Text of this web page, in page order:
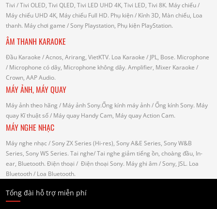
Tivi / Tivi OLED, Tivi QLED, Tivi LED UHD 4K, Tivi LED, Tivi 8K. Máy chiếu/
Máy chiếu UHD 4K, Máy chiếu Full HD. Phụ kiện/ Kính 3D, Màn chiếu, Loa
thanh. Máy chơi game / Sony Playstation, Phụ kiện PlayStation.
ÂM THANH KARAOKE
Đầu Karaoke / Acnos, Arirang, VietKTV. Loa Karaoke / JPL, Bose. Microphone
/ Microphone có dây, Microphone không dây. Amplifier, Mixer Karaoke /
Crown, AAP Audio.
MÁY ẢNH, MÁY QUAY
Máy ảnh theo hãng / Máy ảnh Sony.Ống kính máy ảnh / Ống kính Sony. Máy
quay Kĩ thuật số/ Máy quay Handy Cam, Máy quay Action Cam.
MÁY NGHE NHẠC
Máy nghe nhạc / Sony ZX Series (Hi-res), Sony A&E Series, Sony W&B
Series, Sony WS Series. Tai nghe/ Tai nghe giảm tiếng ồn, choàng đầu, In-
ear, Bluetooth. Điện thoại / Điện thoại Sony. Máy ghi âm / Sony, JSL. Loa
Bluetooth/ Loa Bluetooth.
Tổng đài hỗ trợ miễn phí